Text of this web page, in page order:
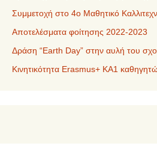
Συμμετοχή στο 4ο Μαθητικό
Αποτελέσματα φοίτησης 2022-2023
Δράση “Earth Day” στην αυλή του
Κινητικότητα Erasmus+ KA1